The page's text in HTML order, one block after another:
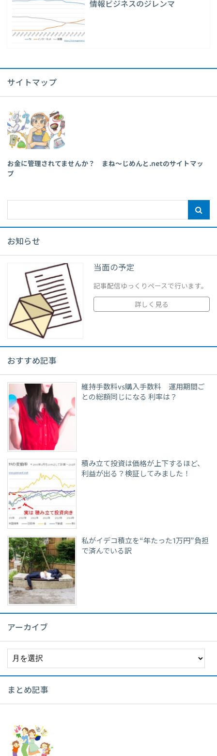
情報ビジネスのジレンマ
サイトマップ
お金に管理されてませんか？ まね～じめんと.netのサイトマッ
プ
お知らせ
当面の予定
記事配信ゆっくりペースで行います。
詳しく見る
おすすめ記事
維持手数料vs購入手数料 運用期間ご
との総額同じになる 利率は？
積み立て投資は価格が上下するほど、
利益が出る？検証してみました！
私がイデコ積立を“年たった1万円”負担
で済んでいる訳
アーカイブ
まとめ記事